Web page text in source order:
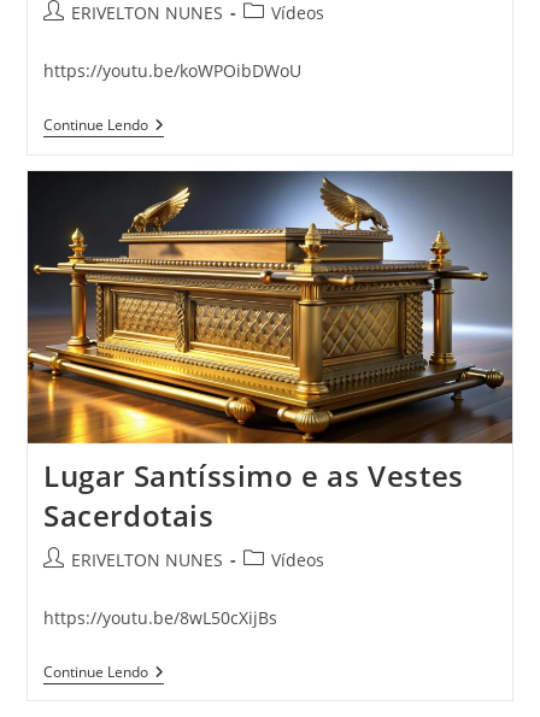
ERIVELTON NUNES Vídeos
https://youtu.be/koWPOibDWoU
Continue Lendo
Lugar Santíssimo e as Vestes
Sacerdotais
ERIVELTON NUNES Vídeos
https://youtu.be/8wL50cXijBs
Continue Lendo